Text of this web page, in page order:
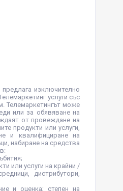
изключително
услуги със
Телемаркетингът може
или за обявяване на
от провеждане на
продукти или услуги,
и квалифициране на
набиране на средства
или услуги на крайни /
дистрибутори,
и оценка; степен на